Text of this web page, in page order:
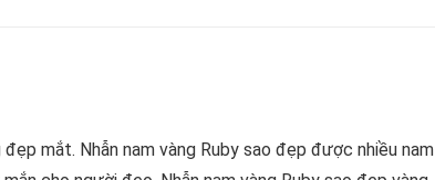
mắt. Nhẫn nam vàng Ruby sao đẹp được nhiều nam